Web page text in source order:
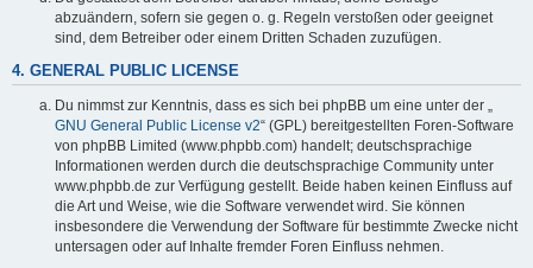
abzuändern, sofern sie gegen o. g. Regeln verstoßen oder geeignet
sind, dem Betreiber oder einem Dritten Schaden zuzufügen.
4. GENERAL PUBLIC LICENSE
Du nimmst zur Kenntnis, dass es sich bei phpBB um eine unter der „
GNU General Public License v2“ (GPL) bereitgestellten Foren-Software
von phpBB Limited (www.phpbb.com) handelt; deutschsprachige
Informationen werden durch die deutschsprachige Community unter
www.phpbb.de zur Verfügung gestellt. Beide haben keinen Einfluss auf
die Art und Weise, wie die Software verwendet wird. Sie können
insbesondere die Verwendung der Software für bestimmte Zwecke nicht
untersagen oder auf Inhalte fremder Foren Einfluss nehmen.